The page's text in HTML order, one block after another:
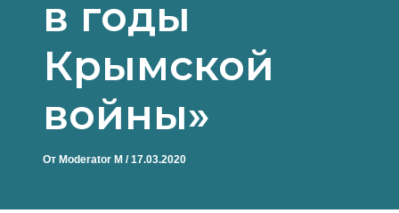
в годы
Крымской
войны»
От Moderator M /17.03.2020